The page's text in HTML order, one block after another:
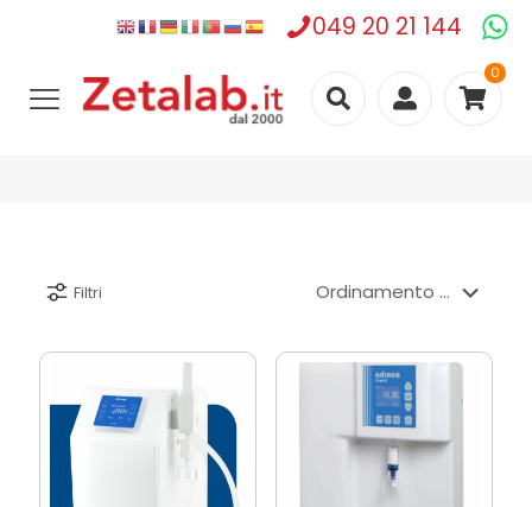
049 20 21 144
0
Filtri